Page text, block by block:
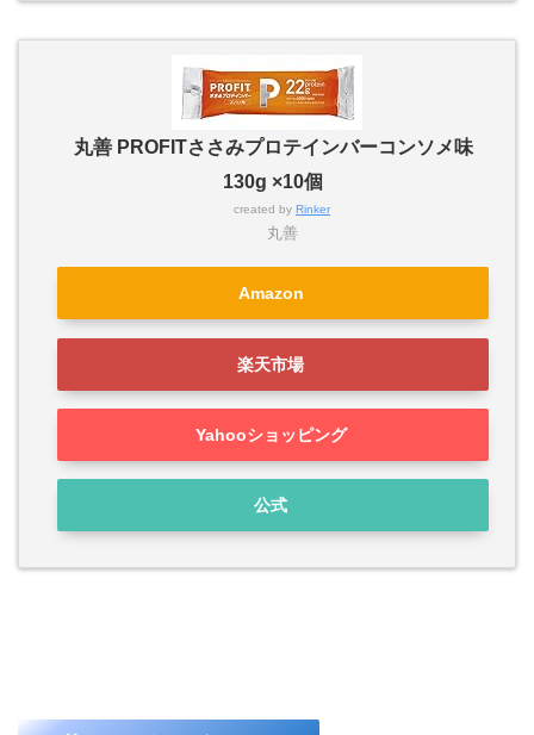
丸善 PROFITささみプロテインバーコンソメ味
130g ×10個
created by Rinker
丸善
Amazon
楽天市場
Yahooショッピング
公式